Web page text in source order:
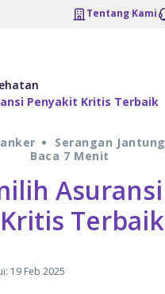
Tentang Kami
Penyakit Kritis Terbaik
Serangan Jantung
Baca 7 Menit
Asuransi
Terbaik
19 Feb 2025